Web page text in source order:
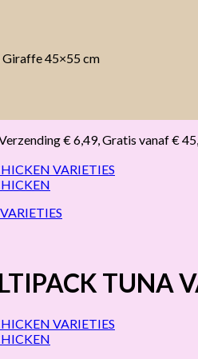
€ 6,49, Gratis vanaf €
TUNA